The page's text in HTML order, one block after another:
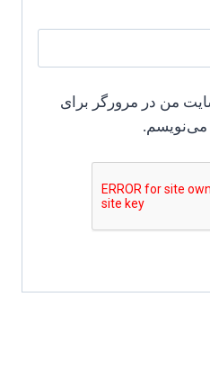
من در مرورگر برای
می‌نویسم.